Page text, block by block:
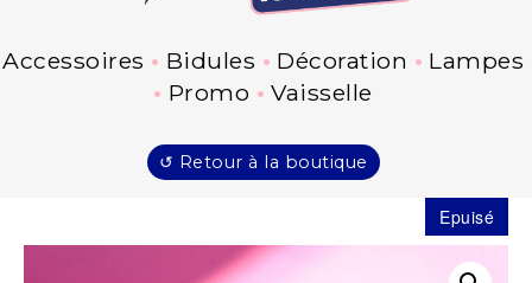
Accessoires Bidules Décoration
Lampes
Promo
Vaisselle
↺ Retour à la boutique
Epuisé